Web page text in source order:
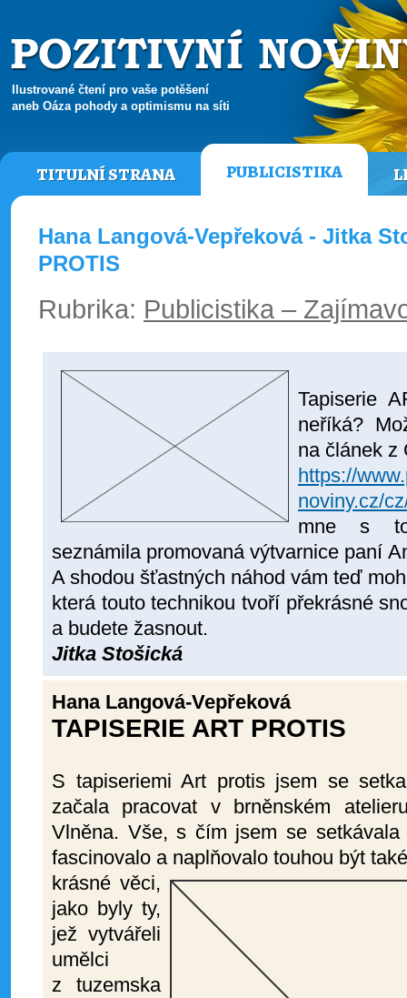
Ilustrované čtení pro vaše potěšení
aneb Oáza pohody a optimismu na síti
TITULNÍ STRANA PUBLICISTIKA
Hana Langová-Vepřeková - Jitka
PROTIS
Rubrika: Publicistika –
Tapiserie
neříká?
na článek z
https://
noviny.cz/
mne s
seznámila promovaná výtvarnice paní
A shodou šťastných náhod vám teď
která touto technikou tvoří překrásné
a budete žasnout.
Jitka Stošická
Hana Langová-Vepřeková
TAPISERIE ART PROTIS
S tapiseriemi Art protis jsem se
začala pracovat v brněnském
Vlněna. Vše, s čím jsem se setkávala
fascinovalo a naplňovalo touhou být
krásné věci,
jako byly ty,
jež vytvářeli
umělci
z tuzemska